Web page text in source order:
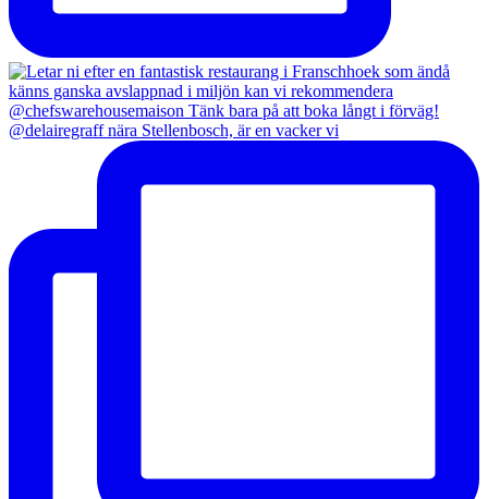
@delairegraff nära Stellenbosch, är en vacker vi